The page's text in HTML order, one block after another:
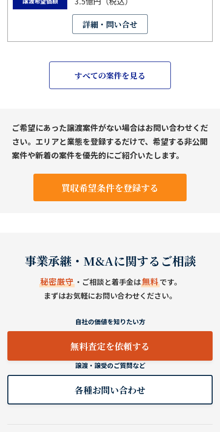
詳細・問い合せ
すべての案件を見る
ご希望にあった譲渡案件がない場合はお問い合わせくだ
さい。エリアと業態を登録するだけで、希望する非公開
案件や新着の案件を優先的にご紹介いたします。
買収希望条件を登録する
事業承継・M&Aに関するご相談
秘密厳守・ご相談と着手金は無料です。
まずはお気軽にお問い合わせください。
自社の価値を知りたい方
無料査定を依頼する
譲渡・譲受のご質問など
各種お問い合わせ